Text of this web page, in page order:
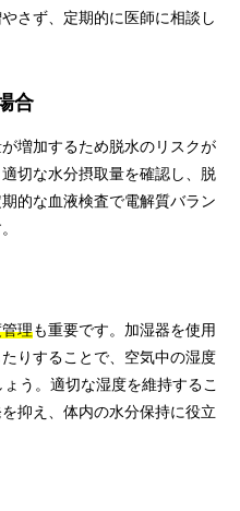
さず、定期的に医師に相談し
合
増加するため脱水のリスクが
切な水分摂取量を確認し、脱
的な血液検査で電解質バラン
理も重要です。加湿器を使用
りすることで、空気中の湿度
う。適切な湿度を維持するこ
抑え、体内の水分保持に役立